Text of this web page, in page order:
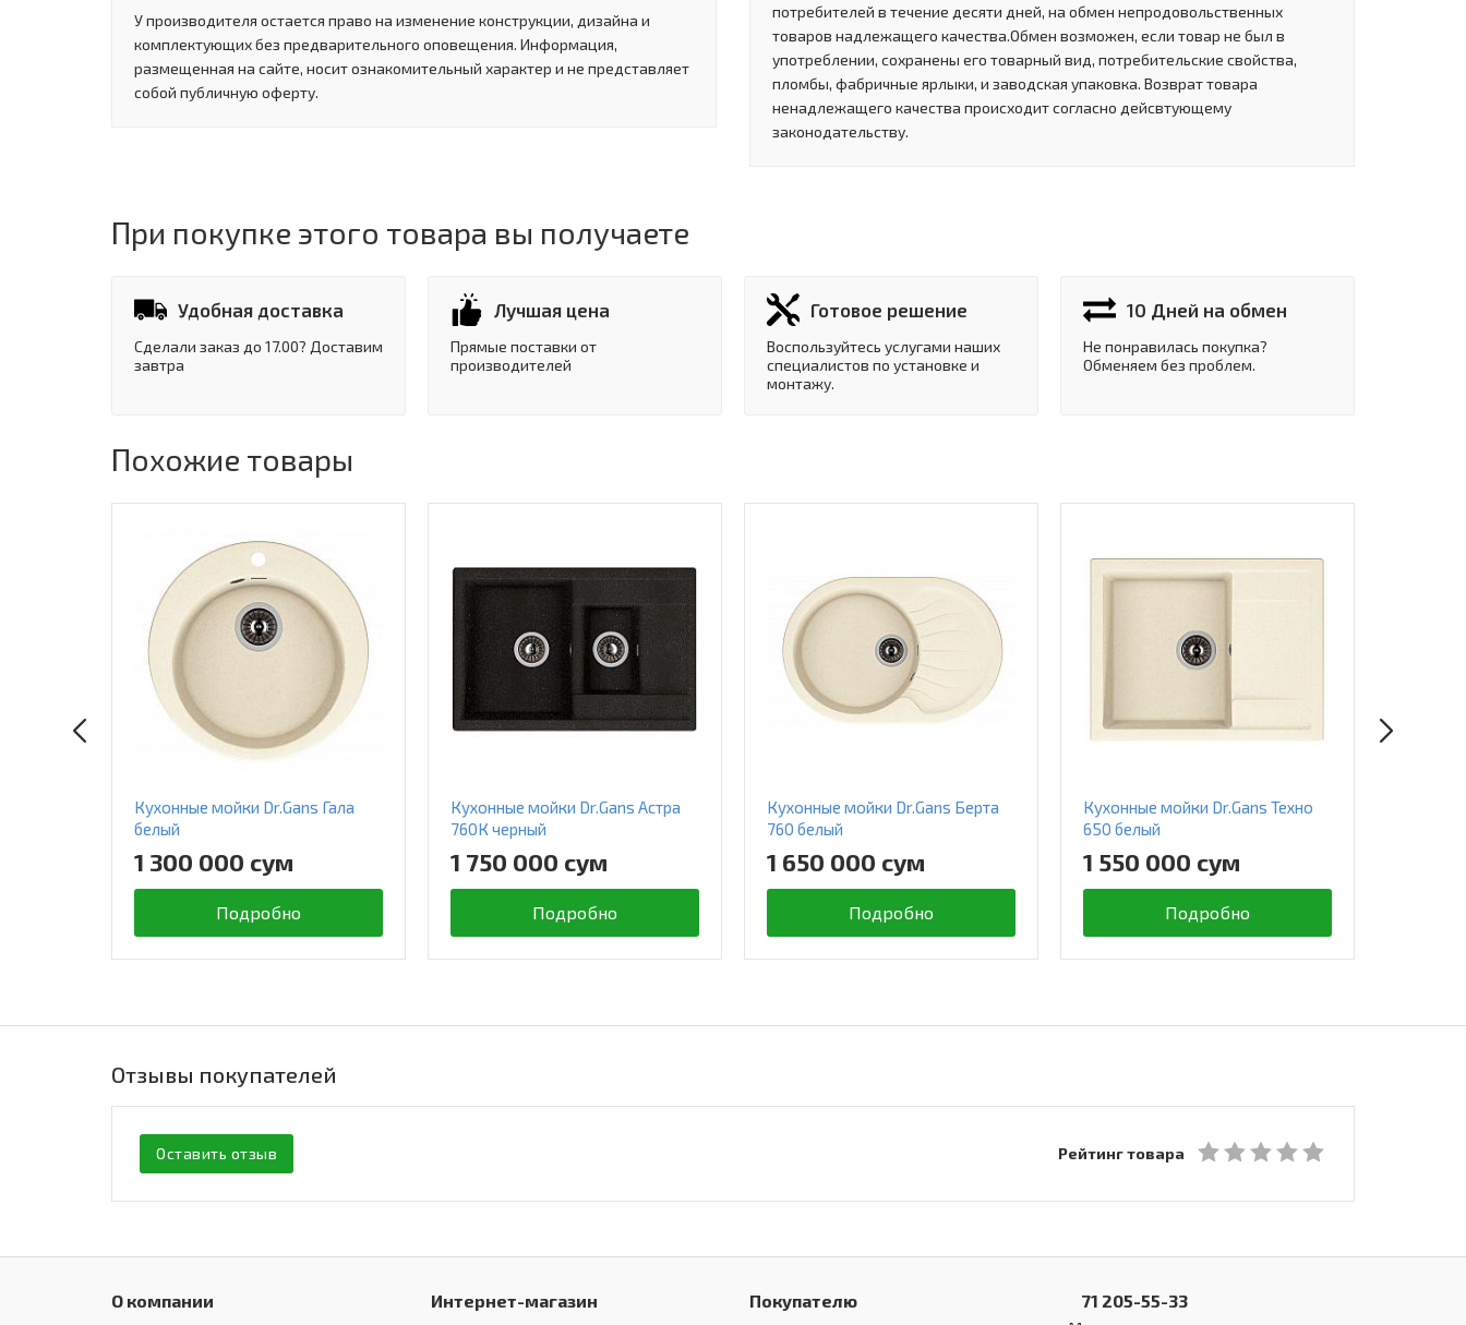
У производителя остается право на изменение конструкции, дизайна и
комплектующих без предварительного оповещения. Информация,
размещенная на сайте, носит ознакомительный характер и не представляет
собой публичную оферту.
потребителей в течение десяти дней, на обмен непродовольственных
товаров надлежащего качества.Обмен возможен, если товар не был в
употреблении, сохранены его товарный вид, потребительские свойства,
пломбы, фабричные ярлыки, и заводская упаковка. Возврат товара
ненадлежащего качества происходит согласно дейсвтующему
законодательству.
При покупке этого товара вы получаете
Удобная доставка
Сделали заказ до 17.00? Доставим
завтра
Лучшая цена
Прямые поставки от
производителей
Готовое решение
Воспользуйтесь услугами наших
специалистов по установке и
монтажу.
10 Дней на обмен
Не понравилась покупка?
Обменяем без проблем.
Похожие товары
Кухонные мойки Dr.Gans Гала
белый
1 300 000 сум
Подробно
Кухонные мойки Dr.Gans Астра
760К черный
1 750 000 сум
Подробно
Кухонные мойки Dr.Gans Берта
760 белый
1 650 000 сум
Подробно
Кухонные мойки Dr.Gans Техно
650 белый
1 550 000 сум
Подробно
Отзывы покупателей
Оставить отзыв Рейтинг товара
О компании Интернет-магазин Покупателю 71 205-55-33